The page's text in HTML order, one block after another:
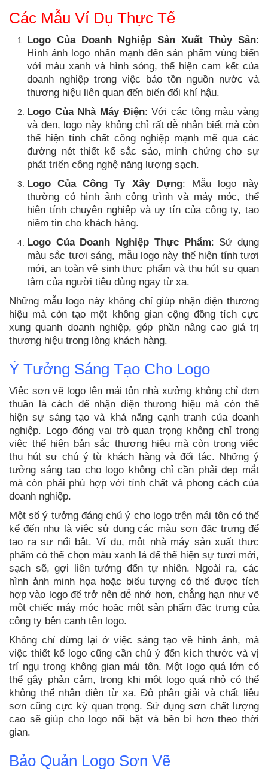
Các Mẫu Ví Dụ Thực Tế
Logo Của Doanh Nghiệp Sản Xuất Thủy Sản:
Hình ảnh logo nhấn mạnh đến sản phẩm vùng biển
với màu xanh và hình sóng, thể hiện cam kết của
doanh nghiệp trong việc bảo tồn nguồn nước và
thương hiệu liên quan đến biến đổi khí hậu.
Logo Của Nhà Máy Điện: Với các tông màu vàng
và đen, logo này không chỉ rất dễ nhận biết mà còn
thể hiện tính chất công nghiệp mạnh mẽ qua các
đường nét thiết kế sắc sảo, minh chứng cho sự
phát triển công nghệ năng lượng sạch.
Logo Của Công Ty Xây Dựng: Mẫu logo này
thường có hình ảnh công trình và máy móc, thể
hiện tính chuyên nghiệp và uy tín của công ty, tạo
niềm tin cho khách hàng.
Logo Của Doanh Nghiệp Thực Phẩm: Sử dụng
màu sắc tươi sáng, mẫu logo này thể hiện tính tươi
mới, an toàn vệ sinh thực phẩm và thu hút sự quan
tâm của người tiêu dùng ngay từ xa.
Những mẫu logo này không chỉ giúp nhận diện thương
hiệu mà còn tạo một không gian cộng đồng tích cực
xung quanh doanh nghiệp, góp phần nâng cao giá trị
thương hiệu trong lòng khách hàng.
Ý Tưởng Sáng Tạo Cho Logo
Việc sơn vẽ logo lên mái tôn nhà xưởng không chỉ đơn
thuần là cách để nhận diện thương hiệu mà còn thể
hiện sự sáng tạo và khả năng cạnh tranh của doanh
nghiệp. Logo đóng vai trò quan trọng không chỉ trong
việc thể hiện bản sắc thương hiệu mà còn trong việc
thu hút sự chú ý từ khách hàng và đối tác. Những ý
tưởng sáng tạo cho logo không chỉ cần phải đẹp mắt
mà còn phải phù hợp với tính chất và phong cách của
doanh nghiệp.
Một số ý tưởng đáng chú ý cho logo trên mái tôn có thể
kể đến như là việc sử dụng các màu sơn đặc trưng để
tạo ra sự nổi bật. Ví dụ, một nhà máy sản xuất thực
phẩm có thể chọn màu xanh lá để thể hiện sự tươi mới,
sạch sẽ, gợi liên tưởng đến tự nhiên. Ngoài ra, các
hình ảnh minh họa hoặc biểu tượng có thể được tích
hợp vào logo để trở nên dễ nhớ hơn, chẳng hạn như vẽ
một chiếc máy móc hoặc một sản phẩm đặc trưng của
công ty bên cạnh tên logo.
Không chỉ dừng lại ở việc sáng tạo về hình ảnh, mà
việc thiết kế logo cũng cần chú ý đến kích thước và vị
trí ngụ trong không gian mái tôn. Một logo quá lớn có
thể gây phản cảm, trong khi một logo quá nhỏ có thể
không thể nhận diện từ xa. Độ phân giải và chất liệu
sơn cũng cực kỳ quan trọng. Sử dụng sơn chất lượng
cao sẽ giúp cho logo nổi bật và bền bỉ hơn theo thời
gian.
Bảo Quản Logo Sơn Vẽ